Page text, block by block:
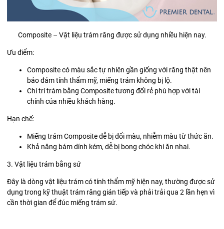
Composite – Vật liệu trám răng được sử dụng nhiều hiện nay.
Ưu điểm:
Composite có màu sắc tự nhiên gần giống với răng thật nên
bảo đảm tính thẩm mỹ, miếng trám không bị lộ.
Chi trí trám bằng Composite tương đối rẻ phù hợp với tài
chính của nhiều khách hàng.
Hạn chế:
Miếng trám Composite dễ bị đổi màu, nhiễm màu từ thức ăn.
Khả năng bám dính kém, dễ bị bong chóc khi ăn nhai.
3. Vật liệu trám bằng sứ
Đây là dòng vật liệu trám có tính thẩm mỹ hiện nay, thường được sử
dụng trong kỹ thuật trám răng gián tiếp và phải trải qua 2 lần hẹn vì
cần thời gian để đúc miếng trám sứ.